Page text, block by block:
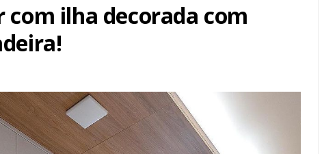
ilha decorada com